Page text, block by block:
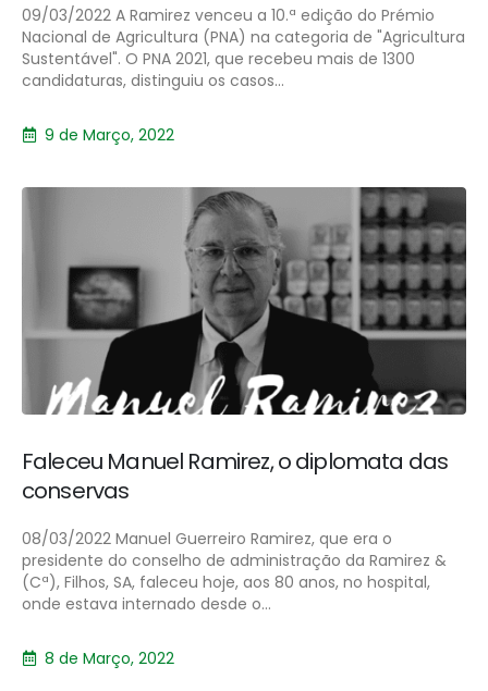
09/03/2022 A Ramirez venceu a 10.ª edição do Prémio
Nacional de Agricultura (PNA) na categoria de "Agricultura
Sustentável". O PNA 2021, que recebeu mais de 1300
candidaturas, distinguiu os casos...
9 de Março, 2022
Faleceu Manuel Ramirez, o diplomata das
conservas
08/03/2022 Manuel Guerreiro Ramirez, que era o
presidente do conselho de administração da Ramirez &
(Cª), Filhos, SA, faleceu hoje, aos 80 anos, no hospital,
onde estava internado desde o...
8 de Março, 2022